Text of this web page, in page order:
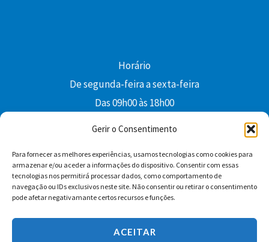
Gerir o Consentimento
Para fornecer as melhores experiências, usamos tecnologias como cookies para
armazenar e/ou aceder a informações do dispositivo. Consentir com essas
tecnologias nos permitirá processar dados, como comportamento de
navegação ou IDs exclusivos neste site. Não consentir ou retirar o consentimento
pode afetar negativamante certos recursos e funções.
ACEITAR
Horário
De segunda-feira a sexta-feira
Das 09h00 às 18h00
Facebook YouTube Instagram
Whatsapp
Condições Gerais de Venda